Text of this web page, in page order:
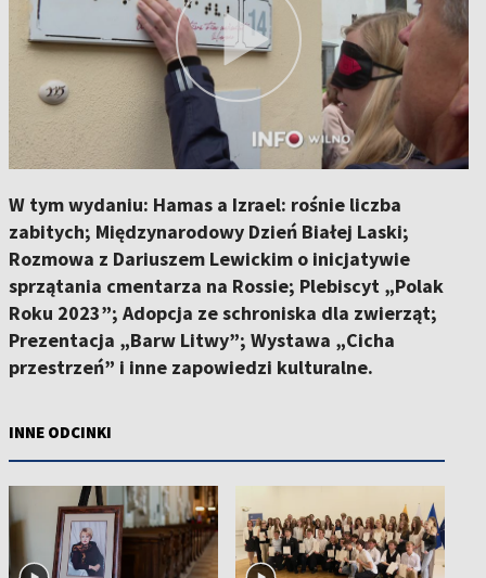
W tym wydaniu: Hamas a Izrael: rośnie liczba
zabitych; Międzynarodowy Dzień Białej Laski;
Rozmowa z Dariuszem Lewickim o inicjatywie
sprzątania cmentarza na Rossie; Plebiscyt „Polak
Roku 2023”; Adopcja ze schroniska dla zwierząt;
Prezentacja „Barw Litwy”; Wystawa „Cicha
przestrzeń” i inne zapowiedzi kulturalne.
INNE ODCINKI